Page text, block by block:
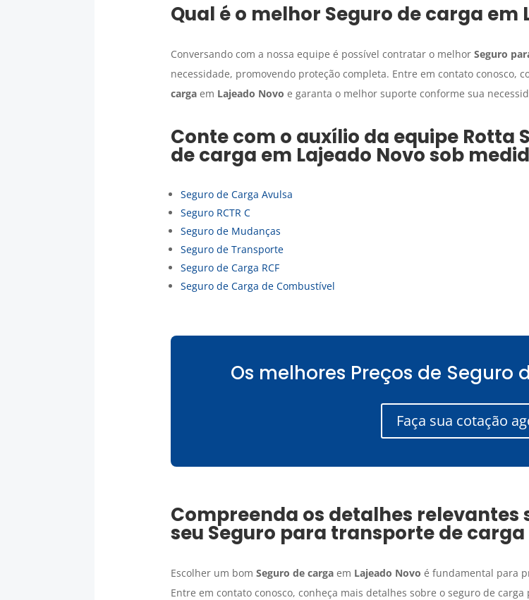
Qual é o melhor Seguro de carga em
Conversando com a nossa equipe é possível contratar o melhor Seguro
necessidade, promovendo proteção completa. Entre em contato conosco,
cargaem Lajeado Novo e garanta o melhor suporte conforme sua
Conte com o auxílio da equipe Rotta
de carga em Lajeado Novosob
Seguro de Carga Avulsa
Seguro RCTR C
Seguro de Mudanças
Seguro de Transporte
Seguro de Carga RCF
Seguro de Carga de Combustível
Os melhores Preços de Seguro
Faça sua cotação
Compreenda os detalhes
seu Seguro para transporte de carga
Escolher um bom Seguro de cargaem Lajeado Novo é fundamental para
Entre em contato conosco, conheça mais detalhes sobre o seguro de